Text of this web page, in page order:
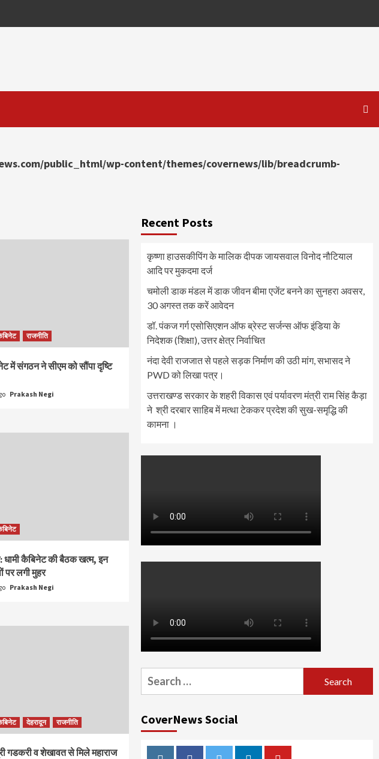
public_html/wp-content/themes/covernews/lib/breadcrumb-
राजनीति
में संगठन ने सीएम को सौंपा दृष्टि
Prakash Negi
धामी कैबिनेट की बैठक खत्म, इन
लगी मुहर
Prakash Negi
देहरादून राजनीति
गडकरी व शेखावत से मिले महाराज
Recent Posts
कृष्णा हाउसकीपिंग के मालिक दीपक जायसवाल विनोद नौटियाल
आदि पर मुकदमा दर्ज
चमोली डाक मंडल में डाक जीवन बीमा एजेंट बनने का सुनहरा अवसर,
30 अगस्त तक करें आवेदन
डॉ. पंकज गर्ग एसोसिएशन ऑफ ब्रेस्ट सर्जन्स ऑफ इंडिया के
निदेशक (शिक्षा), उत्तर क्षेत्र निर्वाचित
नंदा देवी राजजात से पहले सड़क निर्माण की उठी मांग, सभासद ने
PWD को लिखा पत्र।
उत्तराखण्ड सरकार के शहरी विकास एवं पर्यावरण मंत्री राम सिंह कैड़ा
ने श्री दरबार साहिब में मत्था टेककर प्रदेश की सुख-समृद्धि की
कामना ।
Search
for:
CoverNews Social